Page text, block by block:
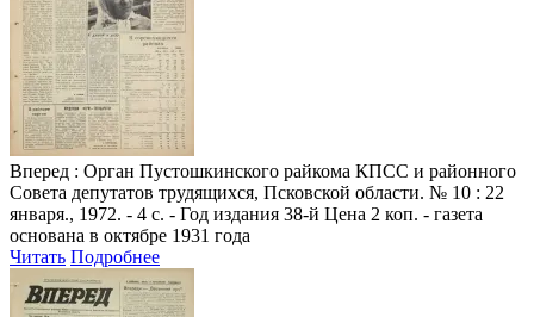
Вперед : Орган Пустошкинского райкома КПСС и районного
Совета депутатов трудящихся, Псковской области. № 10 : 22
января., 1972. - 4 с. - Год издания 38-й Цена 2 коп. - газета
основана в октябре 1931 года
Читать Подробнее